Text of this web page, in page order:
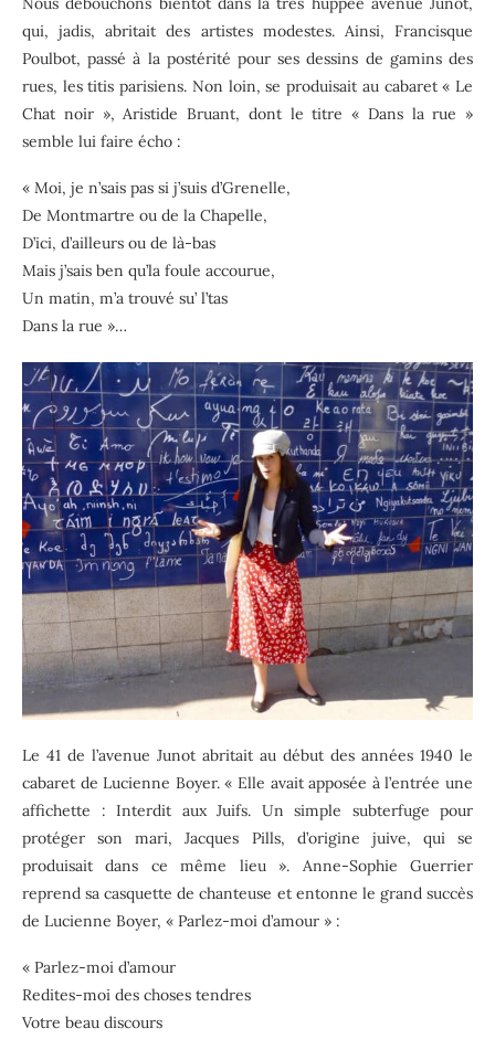
qui, jadis, abritait des artistes modestes. Ainsi, Francisque
Poulbot, passé à la postérité pour ses dessins de gamins des
rues, les titis parisiens. Non loin, se produisait au cabaret « Le
Chat noir », Aristide Bruant, dont le titre « Dans la rue »
semble lui faire écho :
« Moi, je n’sais pas si j’suis d’Grenelle,
De Montmartre ou de la Chapelle,
D’ici, d’ailleurs ou de là-bas
Mais j’sais ben qu’la foule accourue,
Un matin, m’a trouvé su’ l’tas
Dans la rue »…
Le 41 de l’avenue Junot abritait au début des années 1940 le
cabaret de Lucienne Boyer. « Elle avait apposée à l’entrée une
affichette : Interdit aux Juifs. Un simple subterfuge pour
protéger son mari, Jacques Pills, d’origine juive, qui se
produisait dans ce même lieu ». Anne-Sophie Guerrier
reprend sa casquette de chanteuse et entonne le grand succès
de Lucienne Boyer, « Parlez-moi d’amour » :
« Parlez-moi d’amour
Redites-moi des choses tendres
Votre beau discours